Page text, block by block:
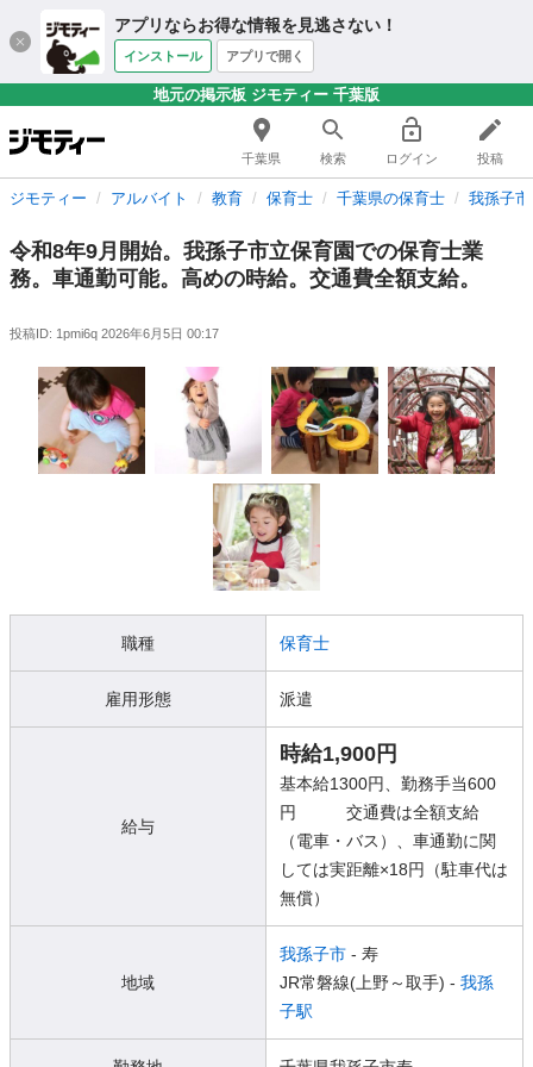
アプリならお得な情報を見逃さない！
インストール アプリで開く
地元の掲示板 ジモティー 千葉版
千葉県 検索 ログイン 投稿
ジモティー アルバイト 教育 保育士 千葉県の保育士 我孫子
令和8年9月開始。我孫子市立保育園での保育士業
務。車通勤可能。高めの時給。交通費全額支給。
投稿ID: 1pmi6q 2026年6月5日 00:17
職種 保育士
雇用形態 派遣
給与
時給1,900円
基本給1300円、勤務手当600
円 交通費は全額支給
（電車・バス）、車通勤に関
しては実距離×18円（駐車代は
無償）
地域
我孫子市 - 寿
JR常磐線(上野～取手) - 我孫
子駅